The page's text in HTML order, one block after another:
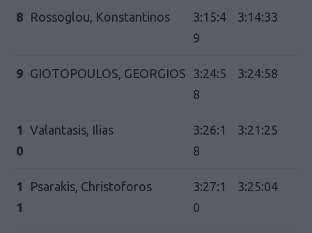
8 Rossoglou, Konstantinos
3:15:4
9
3:14:33
9 GIOTOPOULOS, GEORGIOS
3:24:5
8
3:24:58
1
0
Valantasis, Ilias
3:26:1
8
3:21:25
1
1
Psarakis, Christoforos
3:27:1
0
3:25:04